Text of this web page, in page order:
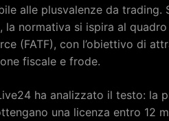
alle plusvalenze da
la normativa si ispira al
(FATF), con l’obiettivo di
fiscale e frode.
ha analizzato il testo: la
una licenza entro 12